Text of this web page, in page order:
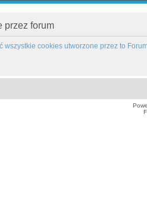
przez forum
wszystkie cookies utworzone przez to